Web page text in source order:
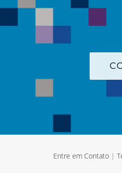
Entre em Contato |